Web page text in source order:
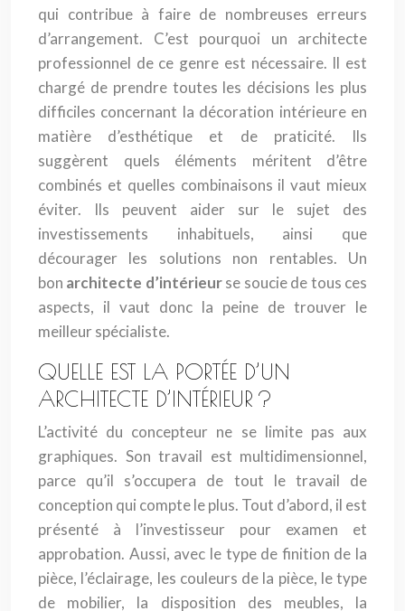
qui contribue à faire de nombreuses erreurs
d’arrangement. C’est pourquoi un architecte
professionnel de ce genre est nécessaire. Il est
chargé de prendre toutes les décisions les plus
difficiles concernant la décoration intérieure en
matière d’esthétique et de praticité. Ils
suggèrent quels éléments méritent d’être
combinés et quelles combinaisons il vaut mieux
éviter. Ils peuvent aider sur le sujet des
investissements inhabituels, ainsi que
décourager les solutions non rentables. Un
bon architecte d’intérieurse soucie de tous ces
aspects, il vaut donc la peine de trouver le
meilleur spécialiste.
QUELLE EST LA PORTÉE D’UN
ARCHITECTE D’INTÉRIEUR ?
L’activité du concepteur ne se limite pas aux
graphiques. Son travail est multidimensionnel,
parce qu’il s’occupera de tout le travail de
conception qui compte le plus. Tout d’abord, il est
présenté à l’investisseur pour examen et
approbation. Aussi, avec le type de finition de la
pièce, l’éclairage, les couleurs de la pièce, le type
de mobilier, la disposition des meubles, la